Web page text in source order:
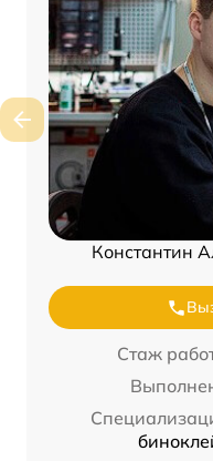
Константин
Стаж